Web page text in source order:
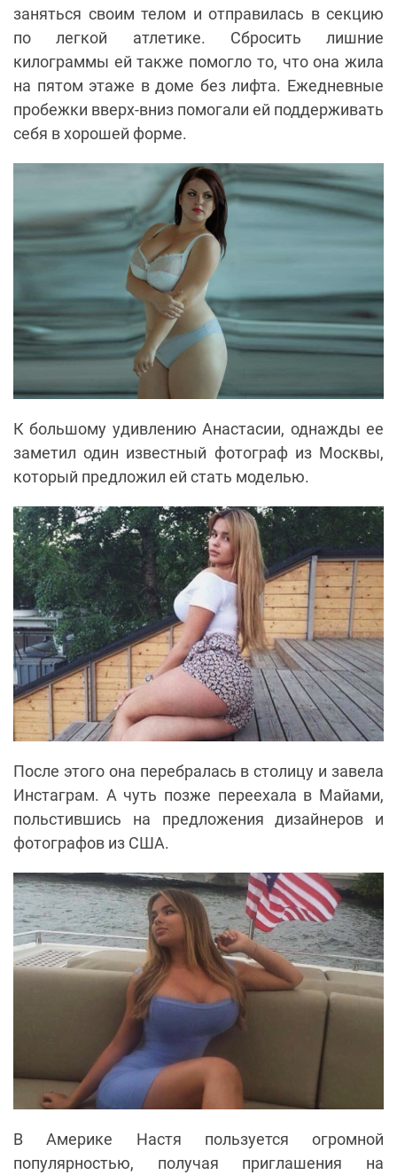
заняться своим телом и отправилась в секцию
по легкой атлетике. Сбросить лишние
килограммы ей также помогло то, что она жила
на пятом этаже в доме без лифта. Ежедневные
пробежки вверх-вниз помогали ей поддерживать
себя в хорошей форме.
К большому удивлению Анастасии, однажды ее
заметил один известный фотограф из Москвы,
который предложил ей стать моделью.
После этого она перебралась в столицу и завела
Инстаграм. А чуть позже переехала в Майами,
польстившись на предложения дизайнеров и
фотографов из США.
В Америке Настя пользуется огромной
популярностью, получая приглашения на